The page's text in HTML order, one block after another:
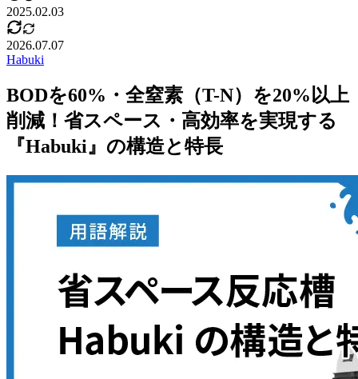
2025.02.03
2026.07.07
Habuki
BODを60%・全窒素（T-N）を20%以上
削減！省スペース・高効率を実現する
『Habuki』の構造と特長